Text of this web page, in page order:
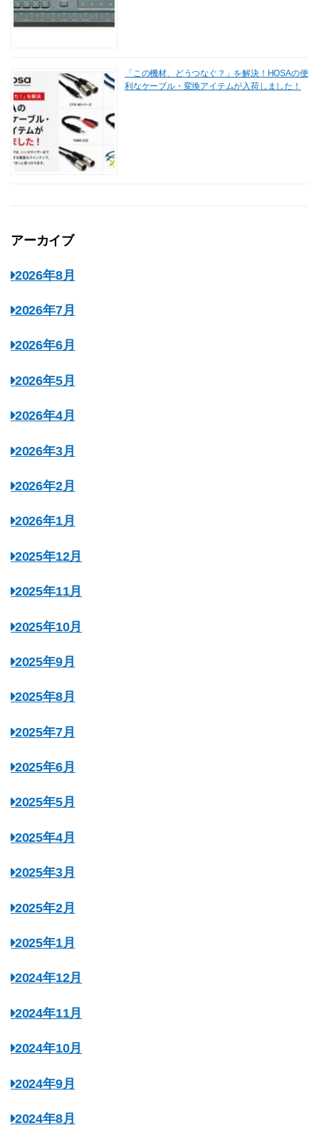
「この機材、どうつなぐ？」を解決！HOSAの便
利なケーブル・変換アイテムが入荷しました！
アーカイブ
2026年8月
2026年7月
2026年6月
2026年5月
2026年4月
2026年3月
2026年2月
2026年1月
2025年12月
2025年11月
2025年10月
2025年9月
2025年8月
2025年7月
2025年6月
2025年5月
2025年4月
2025年3月
2025年2月
2025年1月
2024年12月
2024年11月
2024年10月
2024年9月
2024年8月